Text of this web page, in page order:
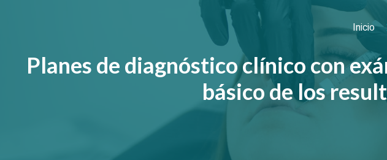
Inicio
Planes de diagnóstico clínico con
básico de los